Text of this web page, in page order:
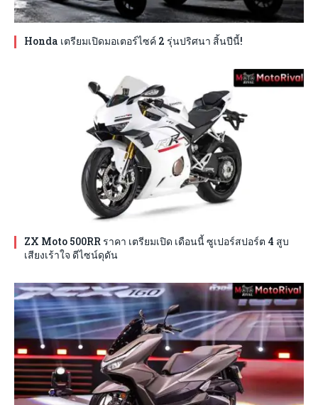
Honda เตรียมเปิดมอเตอร์ไซค์ 2 รุ่นปริศนา สิ้นปีนี้!
ZX Moto 500RR ราคา เตรียมเปิด เดือนนี้ ซูเปอร์สปอร์ต 4 สูบ
เสียงเร้าใจ ดีไซน์ดุดัน